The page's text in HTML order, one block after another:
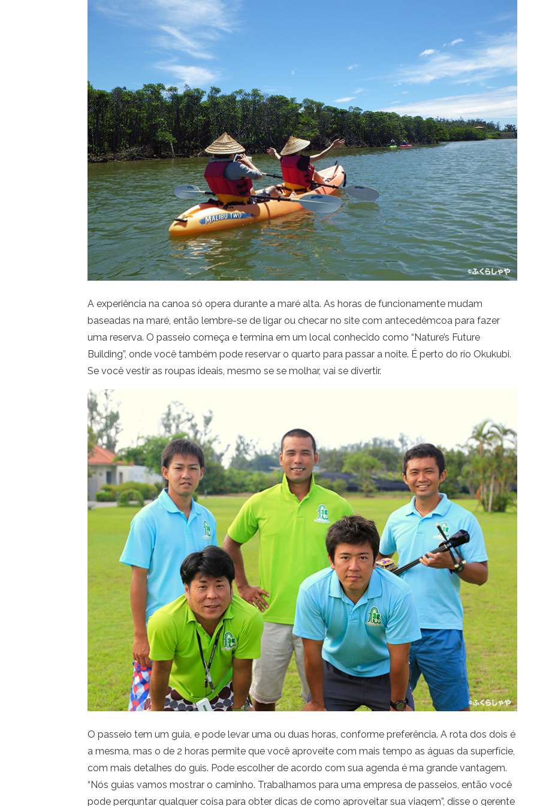
A experiência na canoa só opera durante a maré alta. As horas de funcionamente mudam
baseadas na maré, então lembre-se de ligar ou checar no site com antecedêmcoa para fazer
uma reserva. O passeio começa e termina em um local conhecido como “Nature’s Future
Building”, onde você também pode reservar o quarto para passar a noite. É perto do rio Okukubi.
Se você vestir as roupas ideais, mesmo se se molhar, vai se divertir.
O passeio tem um guia, e pode levar uma ou duas horas, conforme preferência. A rota dos dois é
a mesma, mas o de 2 horas permite que você aproveite com mais tempo as águas da superfície,
com mais detalhes do guis. Pode escolher de acordo com sua agenda é ma grande vantagem.
“Nós guias vamos mostrar o caminho. Trabalhamos para uma empresa de passeios, então você
pode perguntar qualquer coisa para obter dicas de como aproveitar sua viagem”, disse o gerente